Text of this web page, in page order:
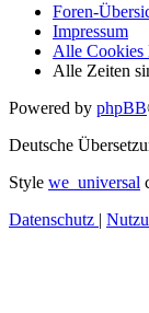
Foren-
Impressum
Alle Cookies
Alle Zeiten
Powered by phpBB
Deutsche
Style we_universal
Datenschutz |